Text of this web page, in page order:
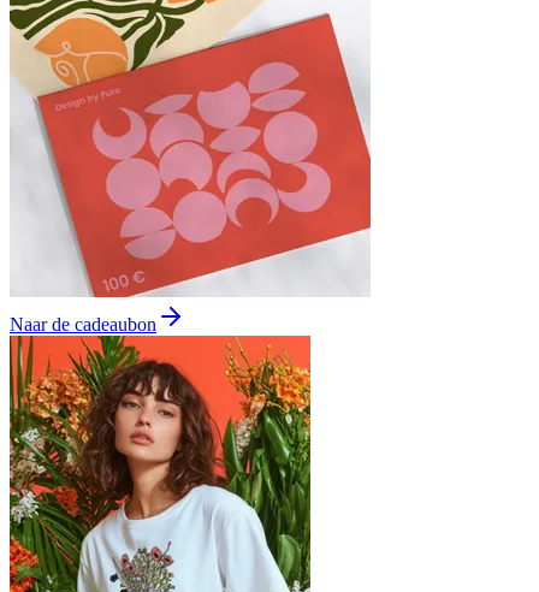
Naar de cadeaubon